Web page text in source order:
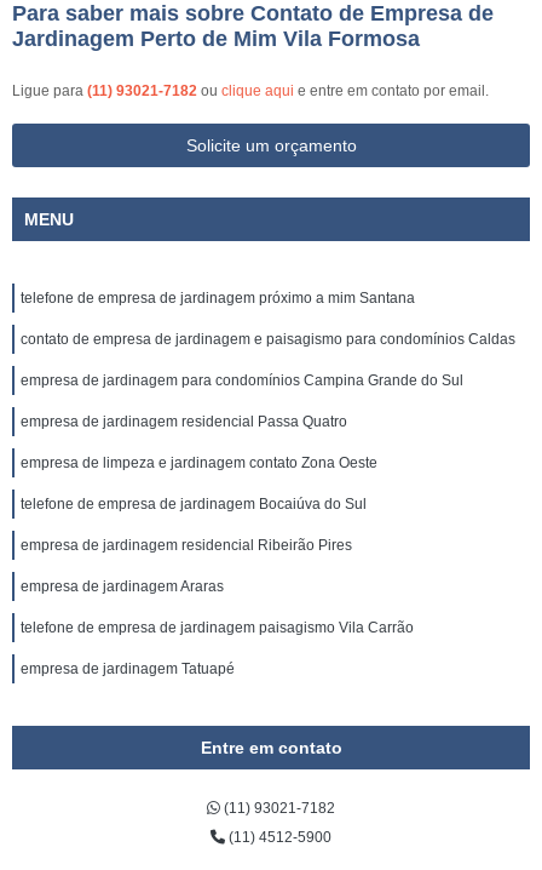
Para saber mais sobre Contato de Empresa de
Jardinagem Perto de Mim Vila Formosa
Ligue para (11) 93021-7182 ou clique aqui e entre em contato por email.
Solicite um orçamento
MENU
telefone de empresa de jardinagem próximo a mim Santana
contato de empresa de jardinagem e paisagismo para condomínios Caldas
empresa de jardinagem para condomínios Campina Grande do Sul
empresa de jardinagem residencial Passa Quatro
empresa de limpeza e jardinagem contato Zona Oeste
telefone de empresa de jardinagem Bocaiúva do Sul
empresa de jardinagem residencial Ribeirão Pires
empresa de jardinagem Araras
telefone de empresa de jardinagem paisagismo Vila Carrão
empresa de jardinagem Tatuapé
Entre em contato
(11) 93021-7182
(11) 4512-5900